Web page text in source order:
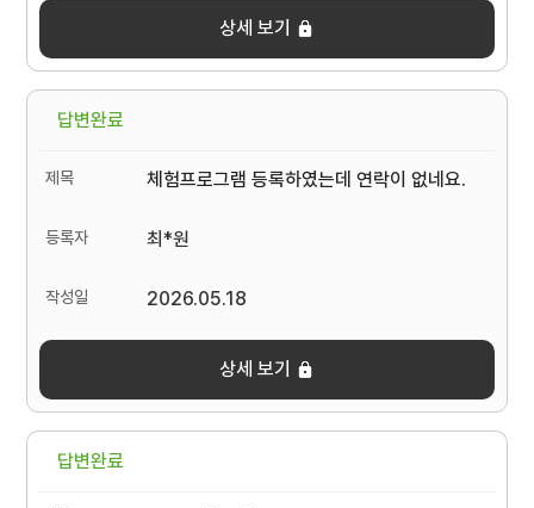
상세 보기
답변완료
체험프로그램 등록하였는데 연락이 없네요.
최*원
2026.05.18
상세 보기
답변완료